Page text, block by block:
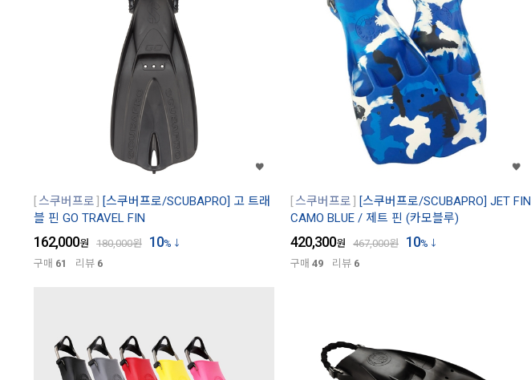
스쿠버프로
[스쿠버프로/SCUBAPRO] 고 트래
블 핀 GO TRAVEL FIN
162,000원 180,000원 10%
구매 61 리뷰 6
스쿠버프로
[스쿠버프로/SCUBAPRO] JET FIN
CAMO BLUE / 제트 핀 (카모블루)
420,300원 467,000원 10%
구매 49 리뷰 6